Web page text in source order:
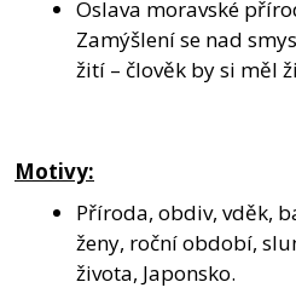
Oslava moravské
Zamýšlení se nad
žití – člověk by si měl
Motivy:
Příroda, obdiv, vděk,
ženy, roční období,
života, Japonsko.